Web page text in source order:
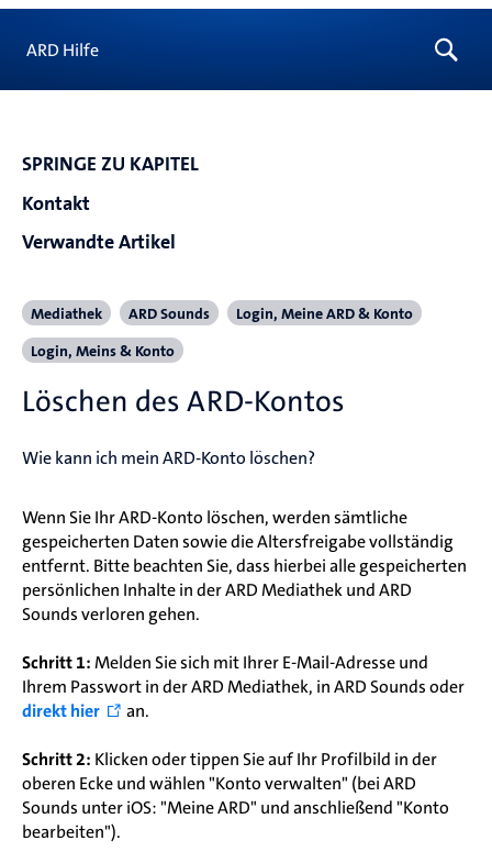
ARD Hilfe
SPRINGE ZU KAPITEL
Kontakt
Verwandte Artikel
Mediathek ARD Sounds
Login, Meine ARD & Konto
Login, Meins & Konto
Löschen des ARD-Kontos
Wie kann ich mein ARD-Konto löschen?
Wenn Sie Ihr ARD-Konto löschen, werden sämtliche
gespeicherten Daten sowie die Altersfreigabe vollständig
entfernt. Bitte beachten Sie, dass hierbei alle gespeicherten
persönlichen Inhalte in der ARD Mediathek und ARD
Sounds verloren gehen.
Schritt 1: Melden Sie sich mit Ihrer E-Mail-Adresse und
Ihrem Passwort in der ARD Mediathek, in ARD Sounds oder
direkt hier
an.
Schritt 2: Klicken oder tippen Sie auf Ihr Profilbild in der
oberen Ecke und wählen "Konto verwalten" (bei ARD
Sounds unter iOS: "Meine ARD" und anschließend "Konto
bearbeiten").